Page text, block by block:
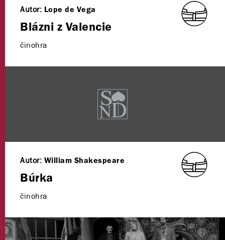
Autor: Lope de Vega
Blázni z Valencie
činohra
Autor: William Shakespeare
Búrka
činohra